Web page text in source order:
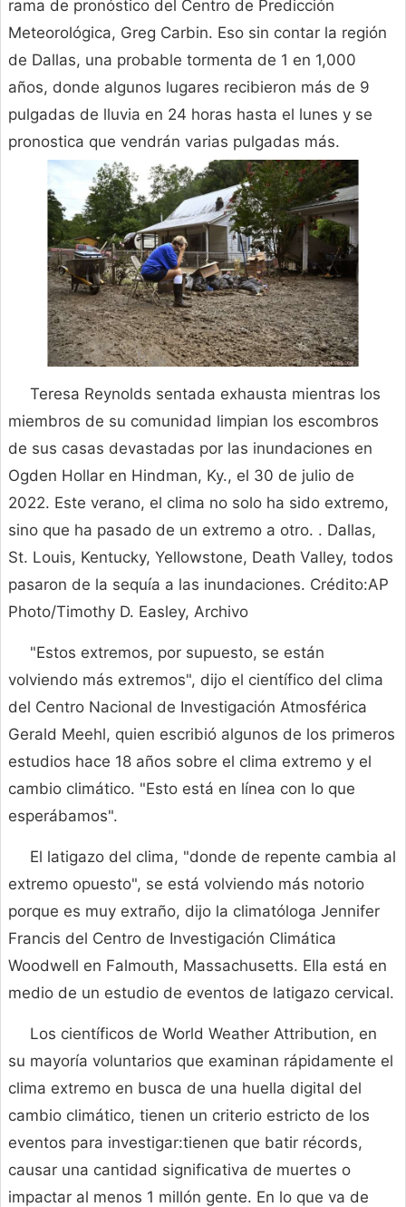
rama de pronóstico del Centro de Predicción
Meteorológica, Greg Carbin. Eso sin contar la región
de Dallas, una probable tormenta de 1 en 1,000
años, donde algunos lugares recibieron más de 9
pulgadas de lluvia en 24 horas hasta el lunes y se
pronostica que vendrán varias pulgadas más.
Teresa Reynolds sentada exhausta mientras los
miembros de su comunidad limpian los escombros
de sus casas devastadas por las inundaciones en
Ogden Hollar en Hindman, Ky., el 30 de julio de
2022. Este verano, el clima no solo ha sido extremo,
sino que ha pasado de un extremo a otro. . Dallas,
St. Louis, Kentucky, Yellowstone, Death Valley, todos
pasaron de la sequía a las inundaciones. Crédito:AP
Photo/Timothy D. Easley, Archivo
"Estos extremos, por supuesto, se están
volviendo más extremos", dijo el científico del clima
del Centro Nacional de Investigación Atmosférica
Gerald Meehl, quien escribió algunos de los primeros
estudios hace 18 años sobre el clima extremo y el
cambio climático. "Esto está en línea con lo que
esperábamos".
El latigazo del clima, "donde de repente cambia al
extremo opuesto", se está volviendo más notorio
porque es muy extraño, dijo la climatóloga Jennifer
Francis del Centro de Investigación Climática
Woodwell en Falmouth, Massachusetts. Ella está en
medio de un estudio de eventos de latigazo cervical.
Los científicos de World Weather Attribution, en
su mayoría voluntarios que examinan rápidamente el
clima extremo en busca de una huella digital del
cambio climático, tienen un criterio estricto de los
eventos para investigar:tienen que batir récords,
causar una cantidad significativa de muertes o
impactar al menos 1 millón gente. En lo que va de